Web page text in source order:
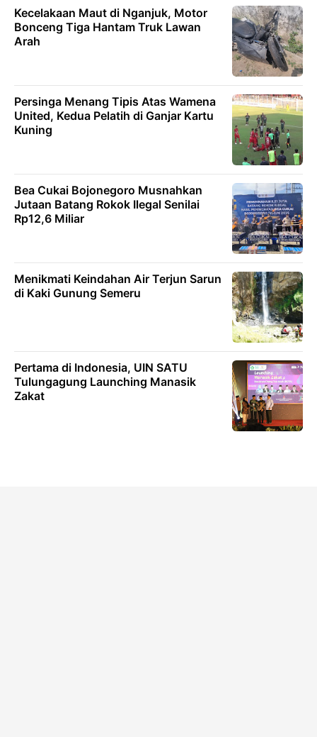
Kecelakaan Maut di Nganjuk, Motor
Bonceng Tiga Hantam Truk Lawan
Arah
Persinga Menang Tipis Atas Wamena
United, Kedua Pelatih di Ganjar Kartu
Kuning
Bea Cukai Bojonegoro Musnahkan
Jutaan Batang Rokok Ilegal Senilai
Rp12,6 Miliar
Menikmati Keindahan Air Terjun Sarun
di Kaki Gunung Semeru
Pertama di Indonesia, UIN SATU
Tulungagung Launching Manasik
Zakat